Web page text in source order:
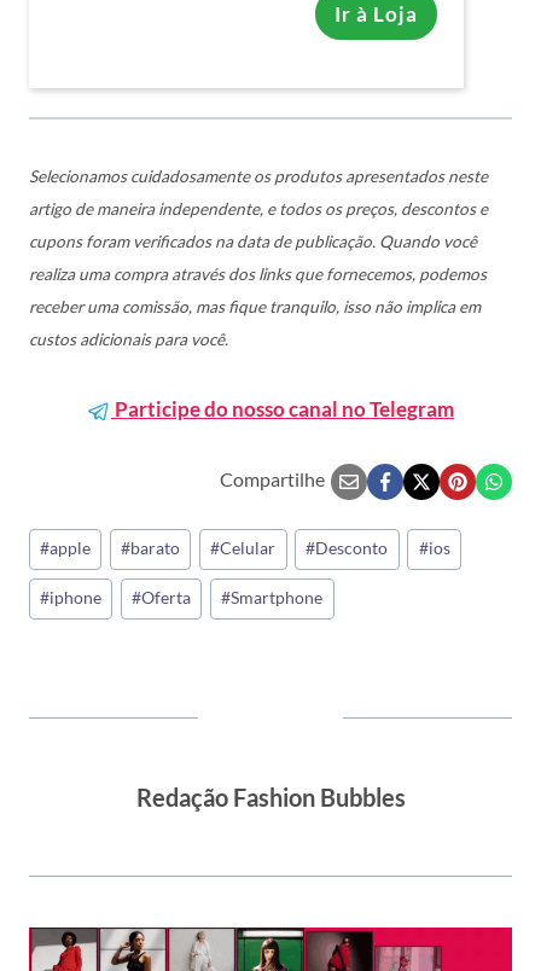
Ir à Loja
Selecionamos cuidadosamente os produtos apresentados neste
artigo de maneira independente, e todos os preços, descontos e
cupons foram verificados na data de publicação. Quando você
realiza uma compra através dos links que fornecemos, podemos
receber uma comissão, mas fique tranquilo, isso não implica em
custos adicionais para você.
Participe do nosso canal no Telegram
Compartilhe
Tags
do
Post:
#apple #barato #Celular #Desconto #ios
#iphone #Oferta #Smartphone
Redação Fashion Bubbles